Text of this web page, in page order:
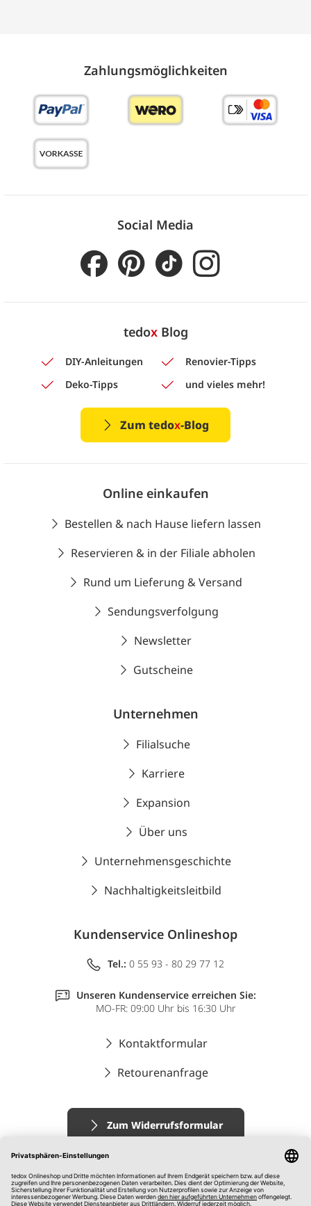
Zahlungs­möglich­keiten
Social Media
tedoxBlog
DIY-Anleitungen
Renovier-Tipps
Deko-Tipps
und vieles mehr!
Zum tedox-Blog
Online einkaufen
Bestellen & nach Hause liefern lassen
Reservieren & in der Filiale abholen
Rund um Lieferung & Versand
Sendungsverfolgung
Newsletter
Gutscheine
Unternehmen
Filialsuche
Karriere
Expansion
Über uns
Unternehmensgeschichte
Nachhaltigkeitsleitbild
Kundenservice Onlineshop
Tel.: 0 55 93 - 80 29 77 12
Unseren Kundenservice erreichen Sie:
MO-FR: 09:00 Uhr bis 16:30 Uhr
Kontaktformular
Retourenanfrage
Zum Widerrufsformular
Impressum